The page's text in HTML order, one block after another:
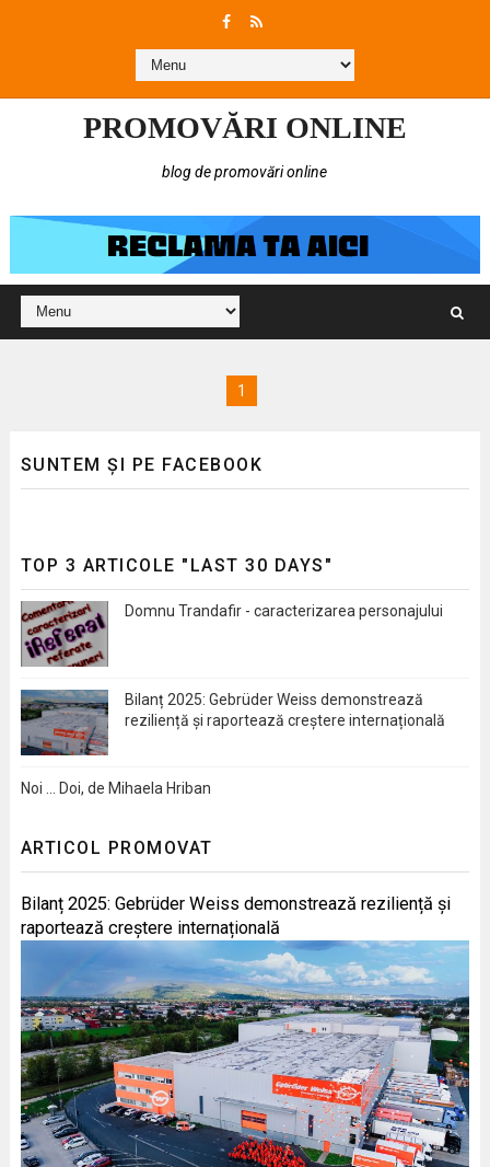
PROMOVĂRI ONLINE
blog de promovări online
1
SUNTEM ȘI PE FACEBOOK
TOP 3 ARTICOLE "LAST 30 DAYS"
Domnu Trandafir - caracterizarea personajului
Bilanț 2025: Gebrüder Weiss demonstrează
reziliență și raportează creștere internațională
Noi … Doi, de Mihaela Hriban
ARTICOL PROMOVAT
Bilanț 2025: Gebrüder Weiss demonstrează reziliență și
raportează creștere internațională